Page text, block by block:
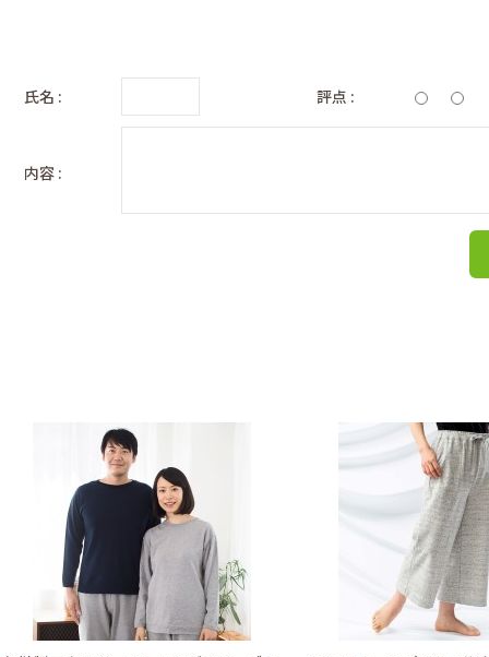
氏名 : 評点 :
内容 :